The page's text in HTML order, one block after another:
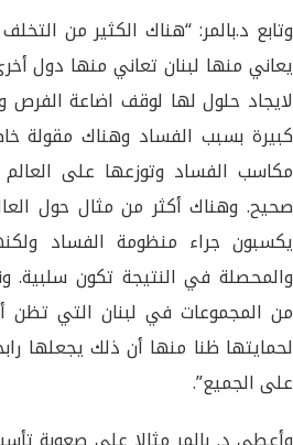
وتابع د.بالمر: “هناك الكثير من
يعاني منها لبنان تعاني منها دول
لايجاد حلول لها لوقف اضاعة الفرص
كبيرة بسبب الفساد وهناك مقولة
مكاسب الفساد وتوزعها على
صحيح. وهناك أكثر من مثال حول
يكسبون جراء منظومة الفساد
والمحصلة في النتيجة تكون سلبية.
من المجموعات في لبنان التي تظن
لحمايتها ظنا منها أن ذلك يجعلها
على الجميع”.